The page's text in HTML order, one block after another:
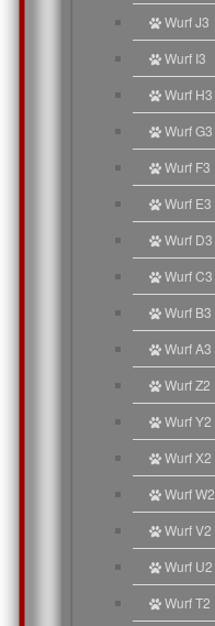
Wurf J3
Wurf I3
Wurf H3
Wurf G3
Wurf F3
Wurf E3
Wurf D3
Wurf C3
Wurf B3
Wurf A3
Wurf Z2
Wurf Y2
Wurf X2
Wurf W2
Wurf V2
Wurf U2
Wurf T2